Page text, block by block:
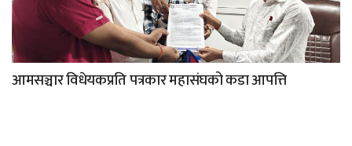
आमसञ्चार विधेयकप्रति पत्रकार महासंघको कडा आपत्ति